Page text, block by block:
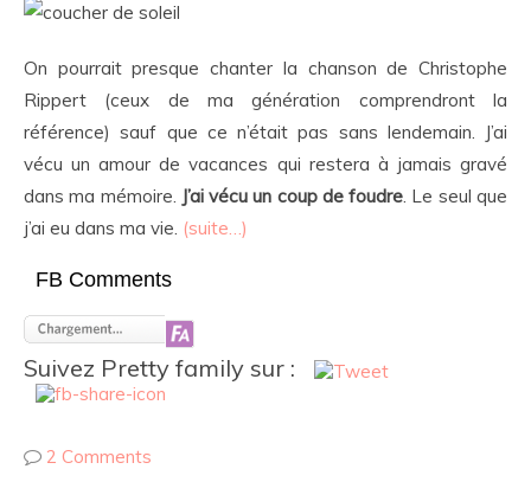
On pourrait presque chanter la chanson de Christophe
Rippert (ceux de ma génération comprendront la
référence) sauf que ce n’était pas sans lendemain. J’ai
vécu un amour de vacances qui restera à jamais gravé
dans ma mémoire. J’ai vécu un coup de foudre. Le seul que
j’ai eu dans ma vie. (suite…)
FB Comments
Suivez Pretty family sur :
2 Comments